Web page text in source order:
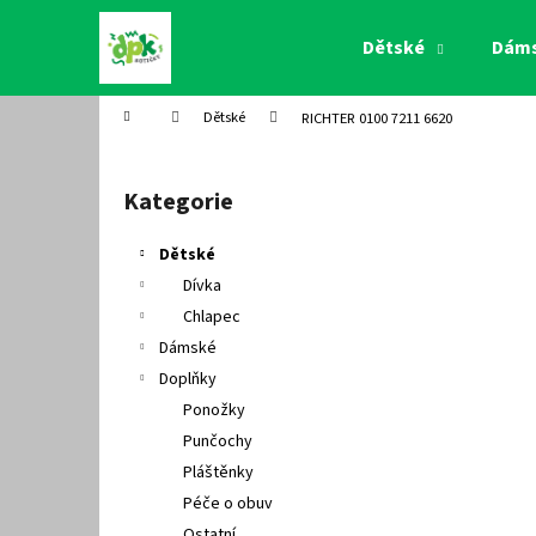
Dětské
Domů Dětské RICHTER 0100 7211 6620
Přeskočit
kategorie
Kategorie
Dětské
Dívka
Chlapec
Dámské
Doplňky
Ponožky
Punčochy
Pláštěnky
Péče o obuv
í
Zpět
do
Zpět
do